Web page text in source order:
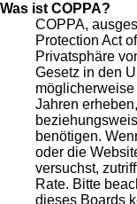
Was ist COPPA?
COPPA,
Protection Act
Privatsphäre
Gesetz in den
Jahren
benötigen.
oder die
versuchst,
Rate. Bitte
dieses Boards